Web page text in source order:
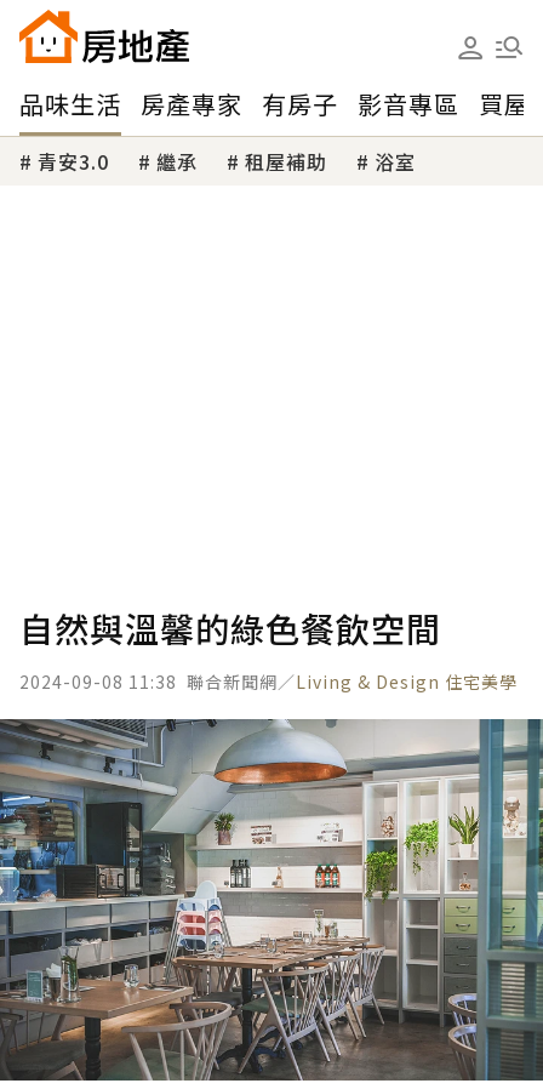
品味生活 房產專家 有房子 影音專區 買屋
青安3.0 繼承 租屋補助 浴室
自然與溫馨的綠色餐飲空間
2024-09-08 11:38 聯合新聞網／Living & Design 住宅美學